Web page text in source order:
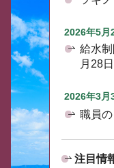
2026年5月
給水
月28日
2026年3月
職員
注目情